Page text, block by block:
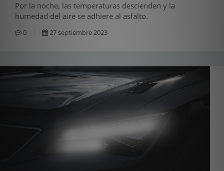
Por la noche, las temperaturas descienden y la
humedad del aire se adhiere al asfalto.
0 27 septiembre 2023